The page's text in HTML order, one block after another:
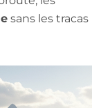
sans les tracas